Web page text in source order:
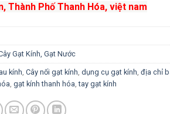
Thành Phố Thanh Hóa, việt nam
Gạt Kính, Gạt Nước
kính ,Cây nối gạt kính ,dụng cụ gạt kính ,địa chỉ
,gạt kính thanh hóa ,tay gạt kính